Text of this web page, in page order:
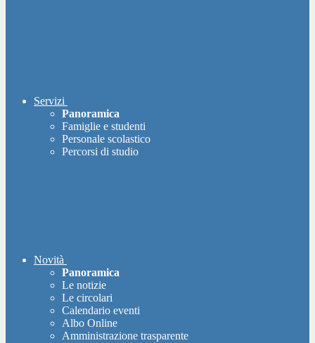
Servizi
Panoramica
Famiglie e studenti
Personale scolastico
Percorsi di studio
Novità
Panoramica
Le notizie
Le circolari
Calendario eventi
Albo Online
Amministrazione trasparente